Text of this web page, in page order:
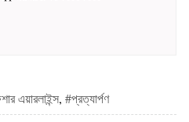
এয়ারলাইন্স,#প্রত্যার্পণ